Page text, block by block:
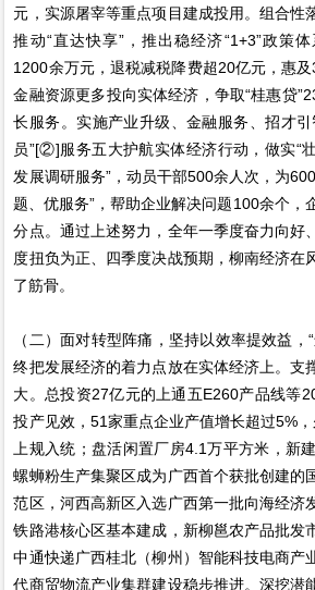
元，实源屠宰等重点项目建成投用。组合性
推动“直达快享”，推出稳经济“1+3”政策
1200余万元，退税减税降费超20亿元，惠
金融资源更多投向实体经济，争取“桂惠贷
长服务。实施产业升级、金融服务、招才
员”[②]服务五大护航实体经济行动，做实“
发展调研服务”，动员干部500余人次，为
题、优服务”，帮助企业解决问题100余个，
分点。通过上述努力，全年一季度奋力向好
度扭负为正、四季度决战预期，柳南经济在
了筋骨。
（二）面对转型阵痛，坚持以效率提效益，
终把发展经济的着力点放在实体经济上。支
大。总投资27亿元的上通五E260产品线等
投产见效，51家重点企业产值增长超过5%
上规入统；盘活闲置厂房4.1万平方米，新
螺蛳粉生产集聚区成为广西首个获批创建的
范区，河西高新区入选广西第一批向海经济
铁路港核心区基本建成，新柳邕农产品批发
中通快递广西桂北（柳州）智能科技电商产
代商贸物流产业集群建设稳步推进。深挖潜